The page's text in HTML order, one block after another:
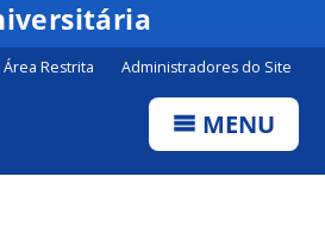
Canais
Área Restrita Administradores do Site
MENU